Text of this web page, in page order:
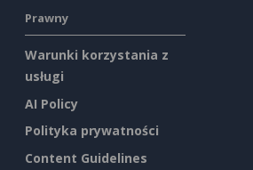
Prawny
Warunki korzystania z
usługi
AI Policy
Polityka prywatności
Content Guidelines